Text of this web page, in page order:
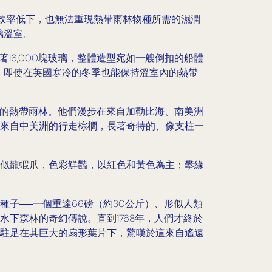
低下，也無法重現熱帶雨林物種所需的濕潤
室。
16,000塊玻璃，整體造型宛如一艘倒扣的船體
使在英國寒冷的冬季也能保持溫室內的熱帶
熱帶雨林。他們漫步在來自加勒比海、南美洲
自中美洲的行走棕櫚，長著奇特的、像支柱一
龍蝦爪，色彩鮮豔，以紅色和黃色為主；攀緣
子──一個重達66磅（約30公斤）、形似人類
下森林的奇幻傳說。直到1768年，人們才終於
足在其巨大的扇形葉片下，驚嘆於這來自遙遠